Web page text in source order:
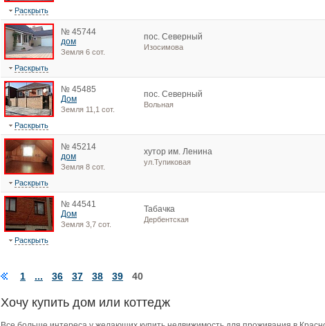
Раскрыть
№ 45744
дом
Земля 6 сот.
пос. Северный
Изосимова
Раскрыть
№ 45485
Дом
Земля 11,1 сот.
пос. Северный
Вольная
Раскрыть
№ 45214
дом
Земля 8 сот.
хутор им. Ленина
ул.Тупиковая
Раскрыть
№ 44541
Дом
Земля 3,7 сот.
Табачка
Дербентская
Раскрыть
1 ... 36 37 38 39 40
Хочу купить дом или коттедж